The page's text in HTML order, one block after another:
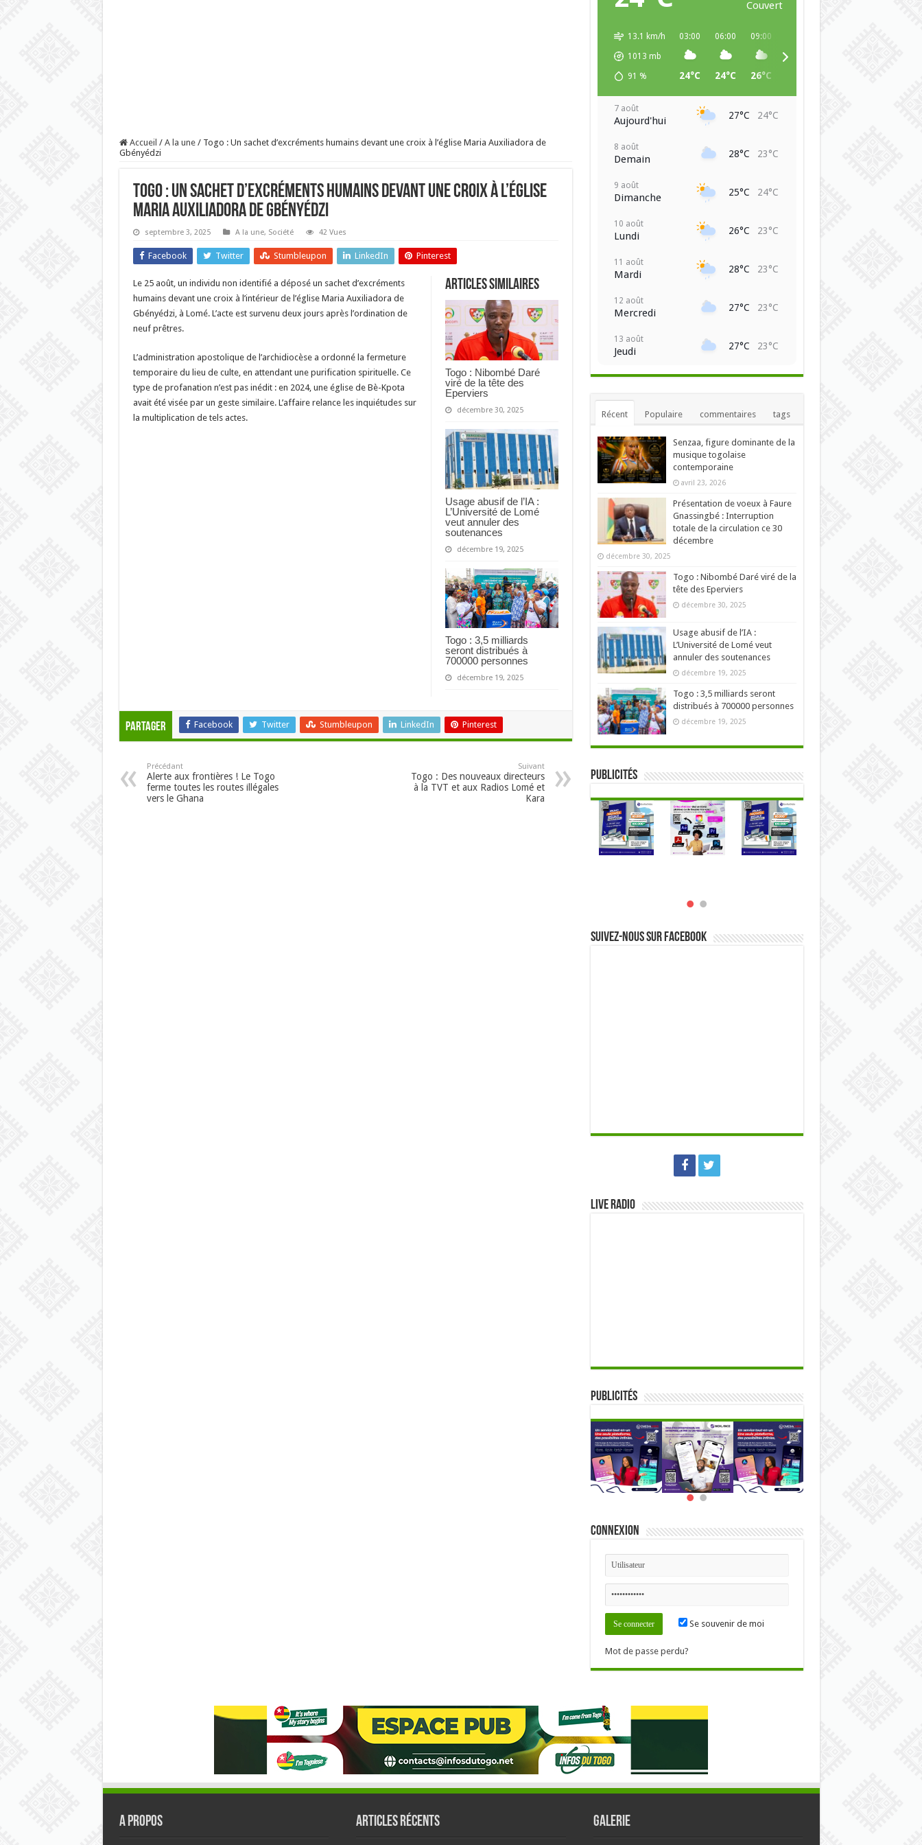
Accueil / A la une / Togo : Un sachet d’excréments humains devant une croix à l’église Maria Auxiliadora de
Gbényédzi
Togo : Un sachet d’excréments humains devant une croix à l’église
Maria Auxiliadora de Gbényédzi
septembre 3, 2025 A la une, Société 42 Vues
Facebook Twitter Stumbleupon LinkedIn Pinterest
Articles similaires
Togo : Nibombé Daré
viré de la tête des
Eperviers
décembre 30, 2025
Usage abusif de l’IA :
L’Université de Lomé
veut annuler des
soutenances
décembre 19, 2025
Togo : 3,5 milliards
seront distribués à
700000 personnes
décembre 19, 2025
Le 25 août, un individu non identifié a déposé un sachet d’excréments
humains devant une croix à l’intérieur de l’église Maria Auxiliadora de
Gbényédzi, à Lomé. L’acte est survenu deux jours après l’ordination de
neuf prêtres.
L’administration apostolique de l’archidiocèse a ordonné la fermeture
temporaire du lieu de culte, en attendant une purification spirituelle. Ce
type de profanation n’est pas inédit : en 2024, une église de Bè-Kpota
avait été visée par un geste similaire. L’affaire relance les inquiétudes sur
la multiplication de tels actes.
Partager Facebook Twitter Stumbleupon LinkedIn Pinterest
Précédant
Alerte aux frontières ! Le Togo
ferme toutes les routes illégales
vers le Ghana
Suivant
Togo : Des nouveaux directeurs
à la TVT et aux Radios Lomé et
Kara
Couvert
13.1 km/h
1013 mb
91 %
03:00
24°C
06:00
24°C
09:00
26°C
7 août
Aujourd'hui 27°C 24°C
8 août
Demain 28°C 23°C
9 août
Dimanche 25°C 24°C
10 août
Lundi 26°C 23°C
11 août
Mardi 28°C 23°C
12 août
Mercredi 27°C 23°C
13 août
Jeudi 27°C 23°C
Récent Populaire commentaires tags
Senzaa, figure dominante de la
musique togolaise
contemporaine
avril 23, 2026
Présentation de voeux à Faure
Gnassingbé : Interruption
totale de la circulation ce 30
décembre
décembre 30, 2025
Togo : Nibombé Daré viré de la
tête des Eperviers
décembre 30, 2025
Usage abusif de l’IA :
L’Université de Lomé veut
annuler des soutenances
décembre 19, 2025
Togo : 3,5 milliards seront
distribués à 700000 personnes
décembre 19, 2025
Publicités
Suivez-nous sur Facebook
Live Radio
Publicités
Connexion
Se souvenir de moi
Mot de passe perdu?
A PROPOS Articles récents GALERIE